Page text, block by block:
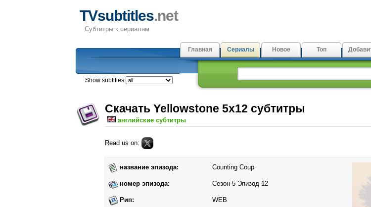
TVsubtitles.net
Субтитры к сериалам
Главная Сериалы Новое Топ
Show subtitles
Скачать Yellowstone 5x12 субтитры
английские субтитры
Read us on:
название эпизода: Counting Coup
номер эпизода: Сезон 5 Эпизод 12
Рип: WEB